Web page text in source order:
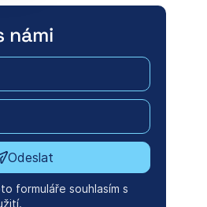
námi
Odeslat
formuláře souhlasím s